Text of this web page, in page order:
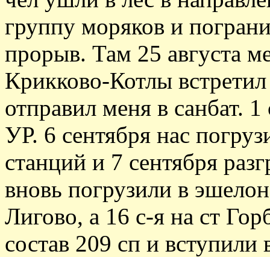
группу моряков и
прорыв. Там 25 августа
Крикково-Котлы
отправил меня в санбат.
УР. 6 сентября нас
станций и 7 сентября
вновь погрузили в
Лигово, а 16 с-я на ст
состав 209 сп и